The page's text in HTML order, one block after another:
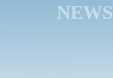
NEWS